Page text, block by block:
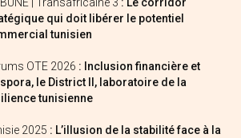
qui doit libérer le potentiel
tunisien
OTE 2026 : Inclusion financière et
le District II, laboratoire de la
tunisienne
2025 : L’illusion de la stabilité face à la